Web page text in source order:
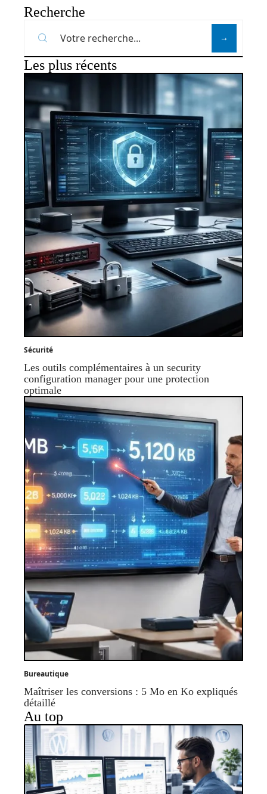
Recherche
Les plus récents
Sécurité
Les outils complémentaires à un security
configuration manager pour une protection
optimale
Bureautique
Maîtriser les conversions : 5 Mo en Ko expliqués
détaillé
Au top